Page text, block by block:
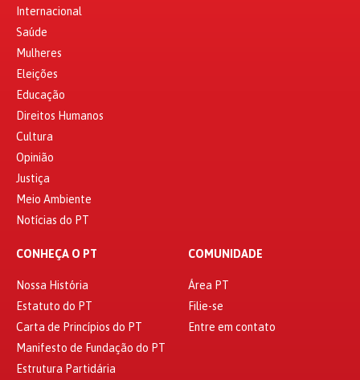
Internacional
Saúde
Mulheres
Eleições
Educação
Direitos Humanos
Cultura
Opinião
Justiça
Meio Ambiente
Notícias do PT
CONHEÇA O PT
Nossa História
Estatuto do PT
Carta de Princípios do PT
Manifesto de Fundação do PT
Estrutura Partidária
COMUNIDADE
Área PT
Filie-se
Entre em contato